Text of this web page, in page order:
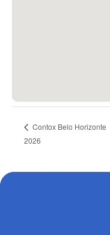
Contox Belo Horizonte
2026